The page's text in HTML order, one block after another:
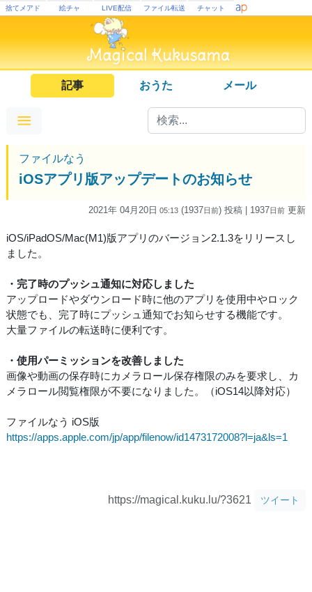
捨てメアド 絵チャ LIVE配信 ファイル転送 チャット
記事 おうた メール
ファイルなう
iOSアプリ版アップデートのお知らせ
2021年 04月20日 05:13 (1937日前) 投稿 | 1937日前 更新
iOS/iPadOS/Mac(M1)版アプリのバージョン2.1.3をリリースし
ました。
・完了時のプッシュ通知に対応しました
アップロードやダウンロード時に他のアプリを使用中やロック
状態でも、完了時にプッシュ通知でお知らせする機能です。
大量ファイルの転送時に便利です。
・使用パーミッションを改善しました
画像や動画の保存時にカメラロール保存権限のみを要求し、カ
メラロール閲覧権限が不要になりました。（iOS14以降対応）
ファイルなう iOS版
https://apps.apple.com/jp/app/filenow/id1473172008?l=ja&ls=1
https://magical.kuku.lu/?3621 ツイート